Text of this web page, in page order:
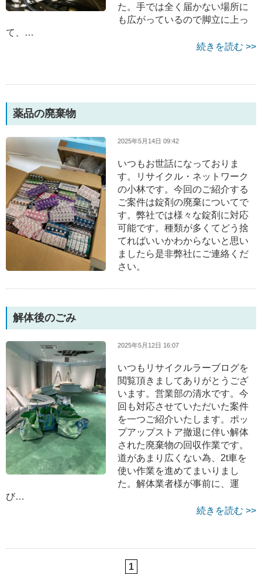
た。手では全く届かない場所に
も広がっているので脚立に上っ
て、…
続きを読む >>
薬品の廃棄物
2025年5月14日 09:42
いつもお世話になっておりま
す。リサイクル・ネットワーク
の小林です。今回のご紹介する
ご案件は錠剤の廃棄についてで
す。弊社では様々な錠剤に対応
可能です。種類が多くてどう捨
てればいいかわからないと思い
ましたら是非弊社にご連絡くだ
さい。
解体後のごみ
2025年5月12日 16:07
いつもリサイクルラーブログを
閲覧頂きましてありがとうござ
います。営業部の清水です。今
回も対応させていただいた案件
を一つご紹介いたします。ポッ
プアップストア撤退に伴い解体
された廃棄物の回収作業です。
道があまり広くない為、2t車を
使い作業を進めてまいりまし
た。解体業者様が事前に、運
び…
続きを読む >>
1